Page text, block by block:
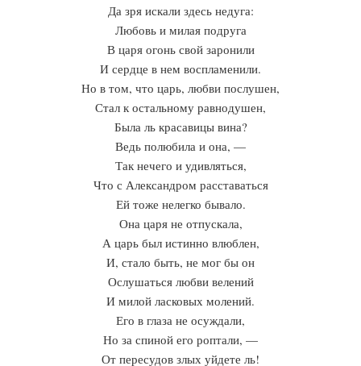
Да зря искали здесь недуга:
Любовь и милая подруга
В царя огонь свой заронили
И сердце в нем воспламенили.
Но в том, что царь, любви послушен,
Стал к остальному равнодушен,
Была ль красавицы вина?
Ведь полюбила и она, —
Так нечего и удивляться,
Что с Александром расставаться
Ей тоже нелегко бывало.
Она царя не отпускала,
А царь был истинно влюблен,
И, стало быть, не мог бы он
Ослушаться любви велений
И милой ласковых молений.
Его в глаза не осуждали,
Но за спиной его роптали, —
От пересудов злых уйдете ль!